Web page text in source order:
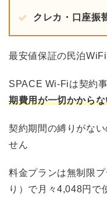
クレカ・口座振
最安値保証の民泊WiFi
SPACE Wi-Fiは契約
期費用が一切かから
契約期間の縛りがな
せん
料金プランは無制限
り）で月々4,048円で